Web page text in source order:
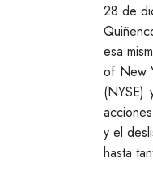
28 de
esa
of New
(NYSE)
y el
hasta